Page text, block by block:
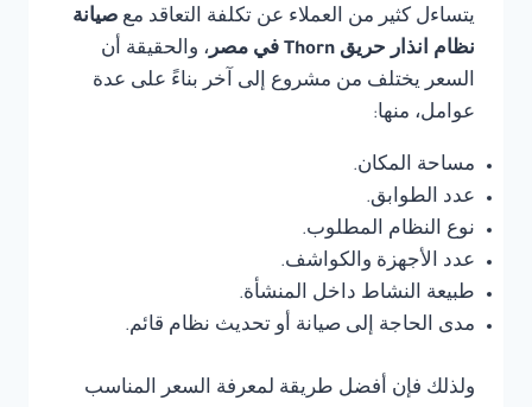
يتساءل كثير من العملاء عن تكلفة التعاقد مع صيانة
نظام انذار حريق Thorn في مصر
، والحقيقة أن
السعر يختلف من مشروع إلى آخر بناءً على عدة
عوامل، منها:
مساحة المكان.
عدد الطوابق.
نوع النظام المطلوب.
عدد الأجهزة والكواشف.
طبيعة النشاط داخل المنشأة.
مدى الحاجة إلى صيانة أو تحديث نظام قائم.
ولذلك فإن أفضل طريقة لمعرفة السعر المناسب